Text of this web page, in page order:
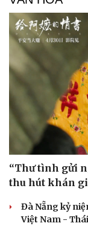
Săn Tour
check-in
“Thư tình gửi
thu hút khán
Đà Nẵng kỷ
Việt Nam -